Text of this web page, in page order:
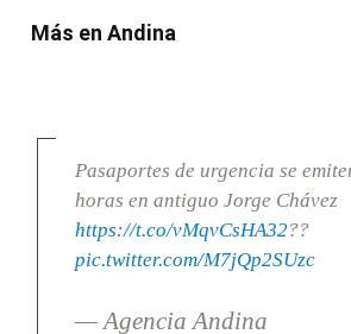
Más en Andina
Pasaportes de urgencia se
horas en antiguo Jorge Chávez
https://t.co/vMqvCsHA32??
pic.twitter.com/M7jQp2SUzc
— Agencia Andina